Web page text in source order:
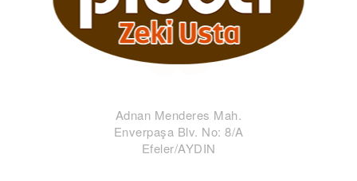
Adnan Menderes Mah.
Enverpaşa Blv. No: 8/A
Efeler/AYDIN